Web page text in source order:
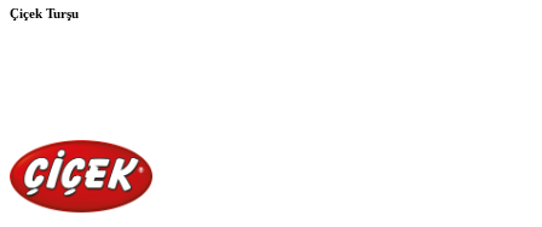
Çiçek Turşu